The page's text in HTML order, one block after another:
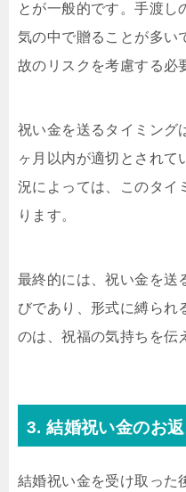
とが一般的です。手渡し
気の中で贈ることが多い
故のリスクを考慮する必
祝い金を送るタイミング
ヶ月以内が適切とされて
況によっては、このタイ
ります。
最終的には、祝い金を送
びであり、形式に縛られ
のは、祝福の気持ちを伝
3. 結婚祝い金のお
結婚祝い金を受け取った